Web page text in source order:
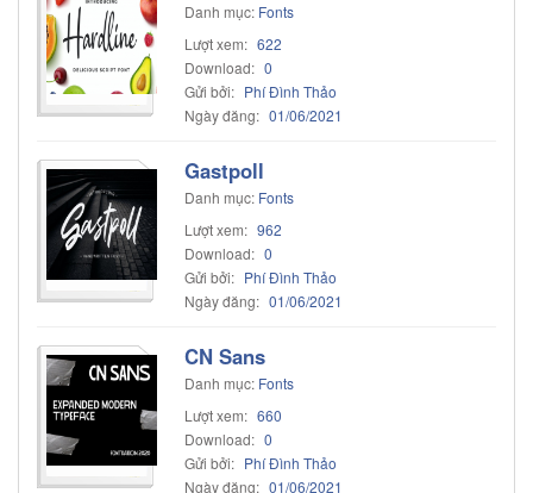
Danh mục: Fonts
Lượt xem: 622
Download: 0
Gửi bởi: Phí Đình Thảo
Ngày đăng: 01/06/2021
Gastpoll
Danh mục: Fonts
Lượt xem: 962
Download: 0
Gửi bởi: Phí Đình Thảo
Ngày đăng: 01/06/2021
CN Sans
Danh mục: Fonts
Lượt xem: 660
Download: 0
Gửi bởi: Phí Đình Thảo
Ngày đăng: 01/06/2021